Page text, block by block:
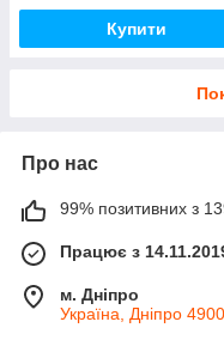
Купити
Про нас
99% позитивних з
Працює з
м. Дніпро
Україна, Дніпро